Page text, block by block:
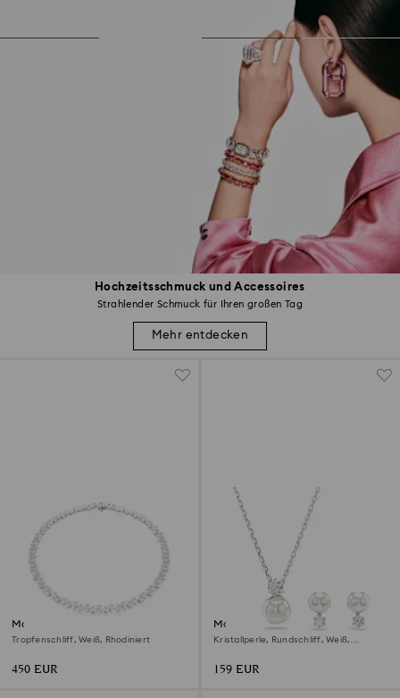
Hochzeitsschmuck und Accessoires
Strahlender Schmuck für Ihren großen Tag
Mehr entdecken
Matrix Tennis Halskette
Tropfenschliff, Weiß, Rhodiniert
450 EUR
Matrix Set
Kristallperle, Rundschliff, Weiß,
159 EUR